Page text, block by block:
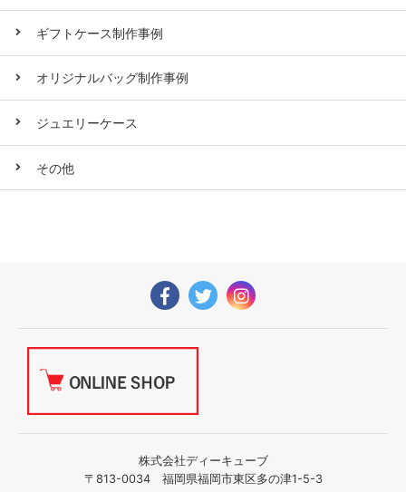
ギフトケース制作事例
オリジナルバッグ制作事例
ジュエリーケース
その他
株式会社ディーキューブ
〒813-0034 福岡県福岡市東区多の津1-5-3